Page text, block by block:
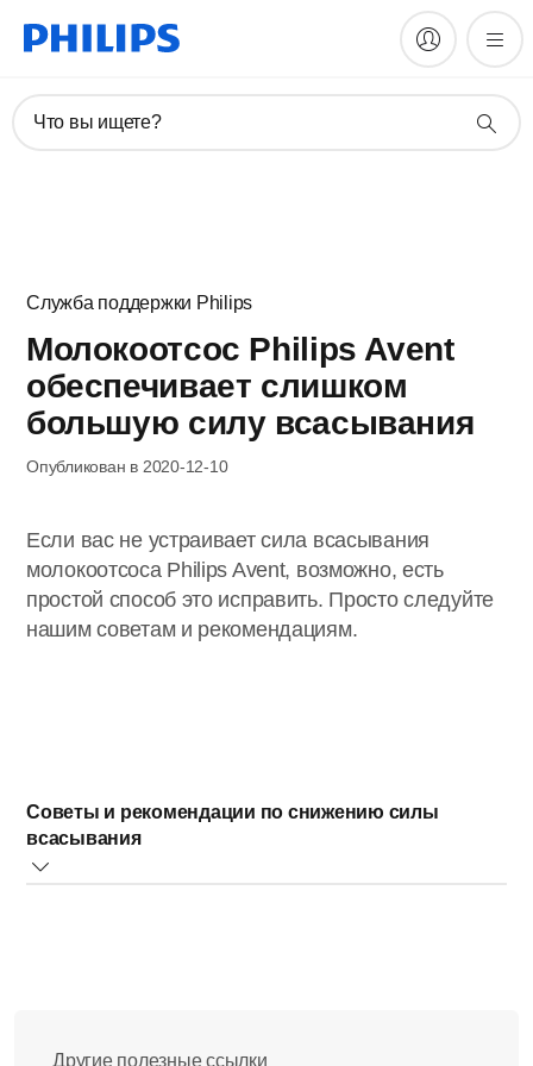
Что вы ищете?
Служба поддержки Philips
Молокоотсос Philips Avent
обеспечивает слишком
большую силу всасывания
Опубликован в 2020-12-10
Если вас не устраивает сила всасывания
молокоотсоса Philips Avent, возможно, есть
простой способ это исправить. Просто следуйте
нашим советам и рекомендациям.
Советы и рекомендации по снижению силы
всасывания
Другие полезные ссылки